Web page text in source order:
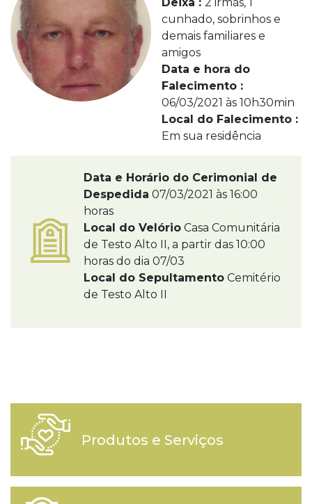
cunhado, sobrinhos e
demais familiares e
amigos
Data e hora do
Falecimento :
06/03/2021 às 10h30min
Local do Falecimento :
Em sua residência
Data e Horário do Cerimonial de
Despedida 07/03/2021 às 16:00
horas
Local do Velório Casa Comunitária
de Testo Alto II, a partir das 10:00
horas do dia 07/03
Local do Sepultamento Cemitério
de Testo Alto II
Produtos e Serviços